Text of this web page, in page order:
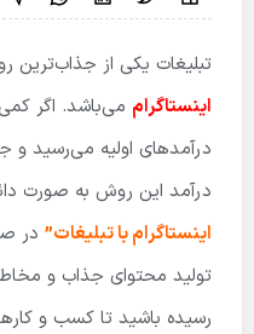
تبلیغات یکی از جذاب‌ترین
اینستاگرام می‌باشد. اگر
درآمدهای اولیه می‌رسید و
درآمد این روش به صورت
اینستاگرام با تبلیغات” در
تولید محتوای جذاب و
رسیده باشید تا کسب و